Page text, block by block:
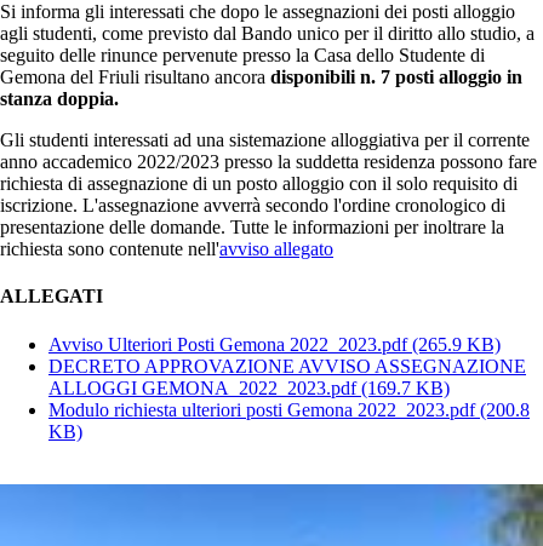
Si informa gli interessati che dopo le assegnazioni dei posti alloggio
agli studenti, come previsto dal Bando unico per il diritto allo studio, a
seguito delle rinunce pervenute presso la Casa dello Studente di
Gemona del Friuli risultano ancora disponibili n. 7 posti alloggio in
stanza doppia.
Gli studenti interessati ad una sistemazione alloggiativa per il corrente
anno accademico 2022/2023 presso la suddetta residenza possono fare
richiesta di assegnazione di un posto alloggio con il solo requisito di
iscrizione. L'assegnazione avverrà secondo l'ordine cronologico di
presentazione delle domande. Tutte le informazioni per inoltrare la
richiesta sono contenute nell'avviso allegato
ALLEGATI
Avviso Ulteriori Posti Gemona 2022_2023.pdf(265.9 KB)
DECRETO APPROVAZIONE AVVISO ASSEGNAZIONE
ALLOGGI GEMONA_2022_2023.pdf(169.7 KB)
Modulo richiesta ulteriori posti Gemona 2022_2023.pdf(200.8
KB)